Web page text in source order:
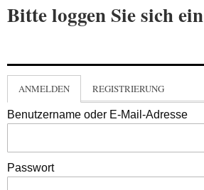
Bitte loggen Sie sich ein
ANMELDEN REGISTRIERUNG
Benutzername oder E-Mail-Adresse
Passwort